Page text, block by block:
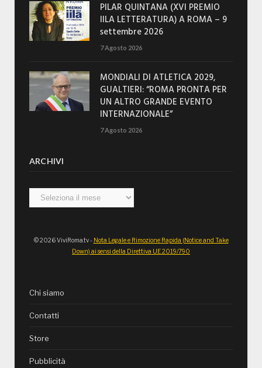
PILAR QUINTANA (XVI PREMIO
IILA LETTERATURA) A ROMA – 9
settembre 2026
7 Agosto 2026
MONDIALI DI ATLETICA 2029,
GUALTIERI: “ROMA PRONTA PER
UN ALTRO GRANDE EVENTO
INTERNAZIONALE”
7 Agosto 2026
ARCHIVI
Archivi
© 2026 ViviRoma.tv - Nota Legale e Rimozione Rapida (Notice and Take
Down) ai sensi della Direttiva UE 2019/790
Chi siamo
Contatti
Store
Pubblicità